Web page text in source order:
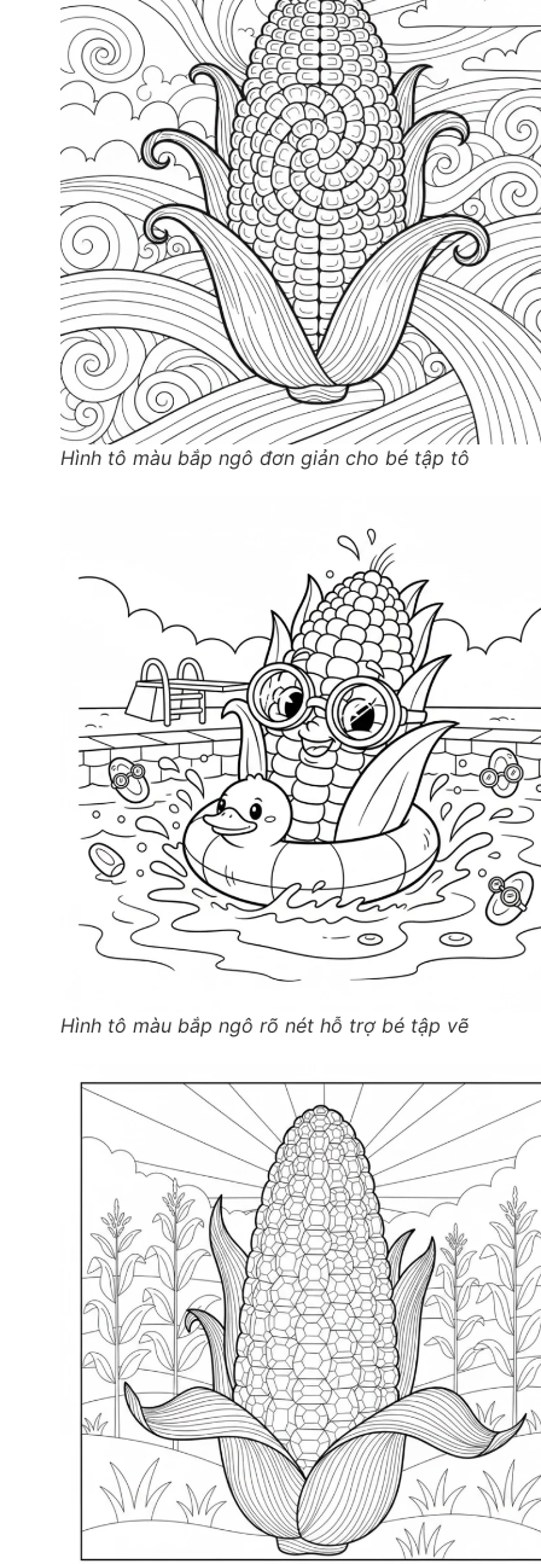
Hình tô màu bắp ngô đơn giản cho bé tập tô
Hình tô màu bắp ngô rõ nét hỗ trợ bé tập vẽ